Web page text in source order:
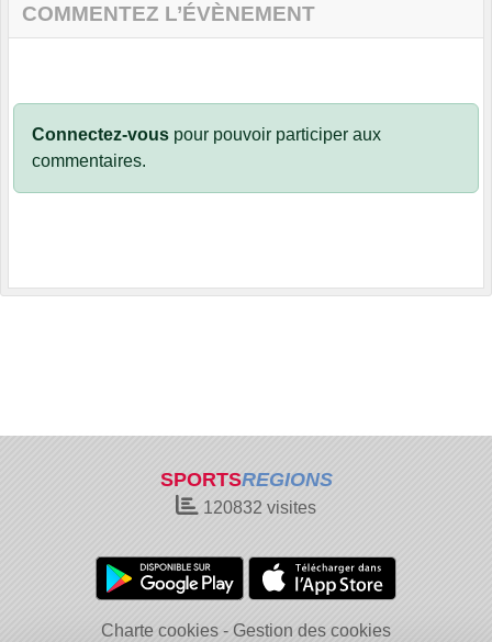
COMMENTEZ L’ÉVÈNEMENT
Connectez-vous pour pouvoir participer aux
commentaires.
SPORTSREGIONS
120832 visites
Charte cookies Gestion des cookies